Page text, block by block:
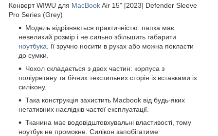
Конверт WIWU для MacBookAir 15" [2023] Defender Sleeve
Pro Series (Grey)
Модель відрізняється практичністю: папка має
невеликий розмір і не сильно збільшить габарити
ноутбука . Її зручно носити в руках або можна покласти
до сумки.
Чохол складається з двох частин: корпуса з
поліуретану та бічних текстильних сторін із вставками із
силікону.
Така конструкція захистить Macbook від будь-яких
негативних наслідків частої експлуатації.
Тканина має водовідштовхувальні властивості, тому
ноутбук не промокне. Силікон запобігатиме